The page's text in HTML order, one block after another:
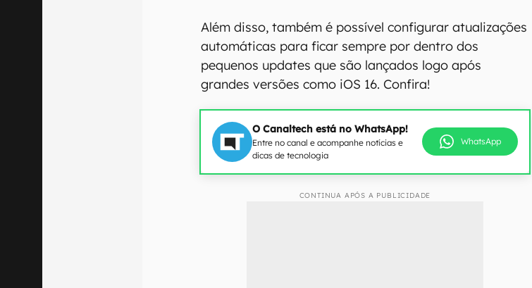
Além disso, também é possível configurar atualizações
automáticas para ficar sempre por dentro dos
pequenos updates que são lançados logo após
grandes versões como iOS 16. Confira!
O Canaltech está no WhatsApp!
Entre no canal e acompanhe notícias e
dicas de tecnologia
WhatsApp
CONTINUA APÓS A PUBLICIDADE